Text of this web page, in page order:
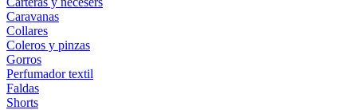
Caravanas
Collares
Coleros y pinzas
Gorros
Perfumador textil
Faldas
Shorts